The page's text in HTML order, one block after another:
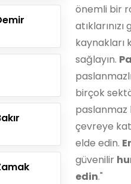
önemli bir
kaynakları
sağlayın.
birçok
paslanmaz
çevreye
elde edin.
güvenilir
edin."